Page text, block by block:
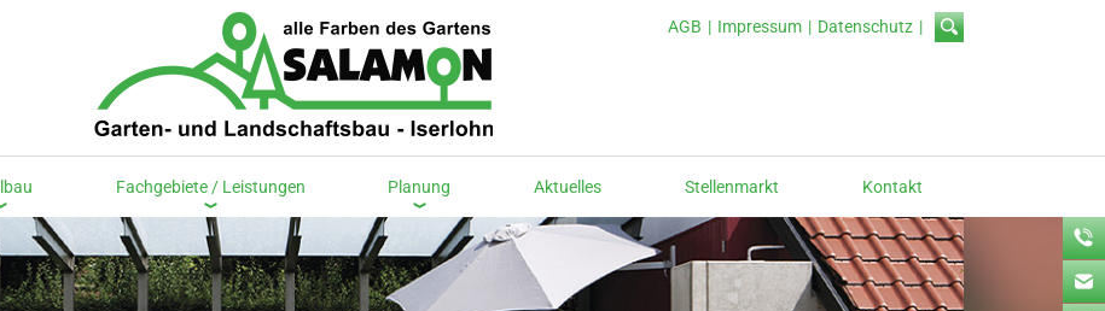
AGB Impressum Datenschutz
Fachgebiete / Leistungen Planung Aktuelles Stellenmarkt Kontakt